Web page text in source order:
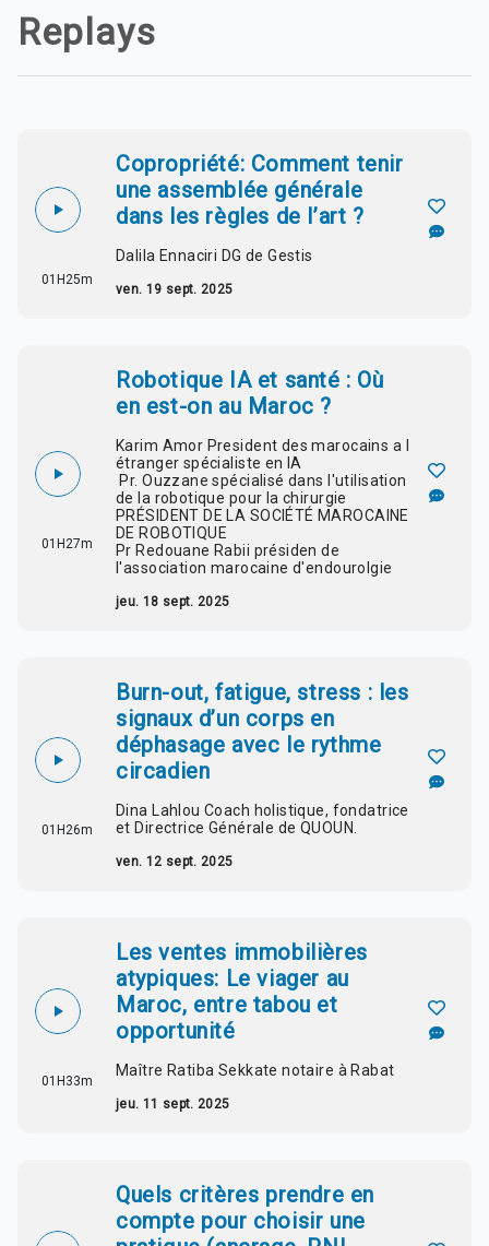
Replays
01H25m
Copropriété: Comment tenir
une assemblée générale
dans les règles de l’art ?
Dalila Ennaciri DG de Gestis
ven. 19 sept. 2025
01H27m
Robotique IA et santé : Où
en est-on au Maroc ?
Karim Amor President des marocains a l
étranger spécialiste en IA
Pr. Ouzzane spécialisé dans l'utilisation
de la robotique pour la chirurgie
PRÉSIDENT DE LA SOCIÉTÉ MAROCAINE
DE ROBOTIQUE
Pr Redouane Rabii présiden de
l'association marocaine d'endourolgie
jeu. 18 sept. 2025
01H26m
Burn-out, fatigue, stress : les
signaux d’un corps en
déphasage avec le rythme
circadien
Dina Lahlou Coach holistique, fondatrice
et Directrice Générale de QUOUN.
ven. 12 sept. 2025
01H33m
Les ventes immobilières
atypiques: Le viager au
Maroc, entre tabou et
opportunité
Maître Ratiba Sekkate notaire à Rabat
jeu. 11 sept. 2025
Quels critères prendre en
compte pour choisir une